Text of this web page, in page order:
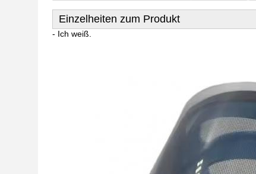
Einzelheiten zum Produkt
- Ich weiß.